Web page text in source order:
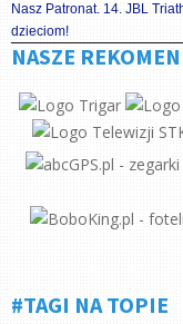
Nasz Patronat. 14. JBL
dzieciom!
NASZE
#TAGI NA TOPIE